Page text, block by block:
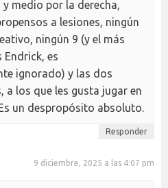
medio por la derecha,
a lesiones, ningún
ningún 9 (y el más
Endrick, es
ignorado) y las dos
a los que les gusta jugar en
un despropósito absoluto.
Responder
9 diciembre, 2025 a las 4:07 pm